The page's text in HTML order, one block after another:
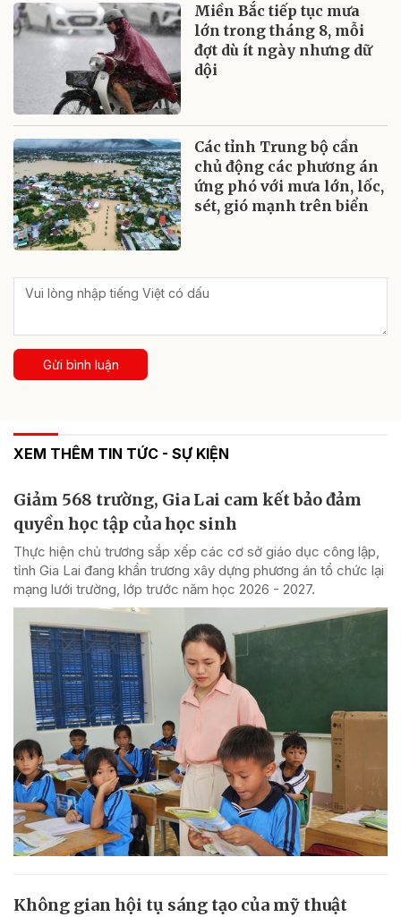
Miền Bắc tiếp tục mưa
lớn trong tháng 8, mỗi
đợt dù ít ngày nhưng dữ
dội
Các tỉnh Trung bộ cần
chủ động các phương án
ứng phó với mưa lớn, lốc,
sét, gió mạnh trên biển
Gửi bình luận
XEM THÊM TIN TỨC - SỰ KIỆN
Giảm 568 trường, Gia Lai cam kết bảo đảm
quyền học tập của học sinh
Thực hiện chủ trương sắp xếp các cơ sở giáo dục công lập,
tỉnh Gia Lai đang khẩn trương xây dựng phương án tổ chức lại
mạng lưới trường, lớp trước năm học 2026 - 2027.
Không gian hội tụ sáng tạo của mỹ thuật